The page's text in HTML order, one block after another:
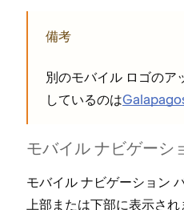
備考
別のモバイル ロゴのア⁠
しているのは
モバイル ナビゲ⁠ーシ⁠
モバイル ナビゲ⁠ーシ⁠ョン
上部または下部に表示さ